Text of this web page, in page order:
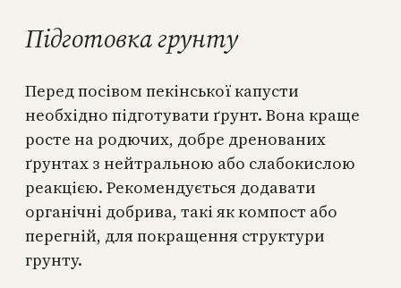
Підготовка грунту
Перед посівом пекінської капусти
необхідно підготувати ґрунт. Вона краще
росте на родючих, добре дренованих
ґрунтах з нейтральною або слабокислою
реакцією. Рекомендується додавати
органічні добрива, такі як компост або
перегній, для покращення структури
грунту.